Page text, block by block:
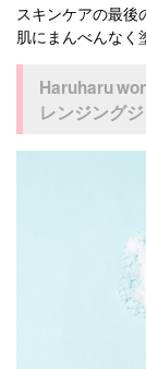
スキンケアの最後
肌にまんべんなく
Haruharu
レンジング